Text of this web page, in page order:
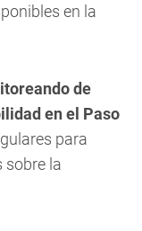
en la
de
en el Paso
para
sobre la